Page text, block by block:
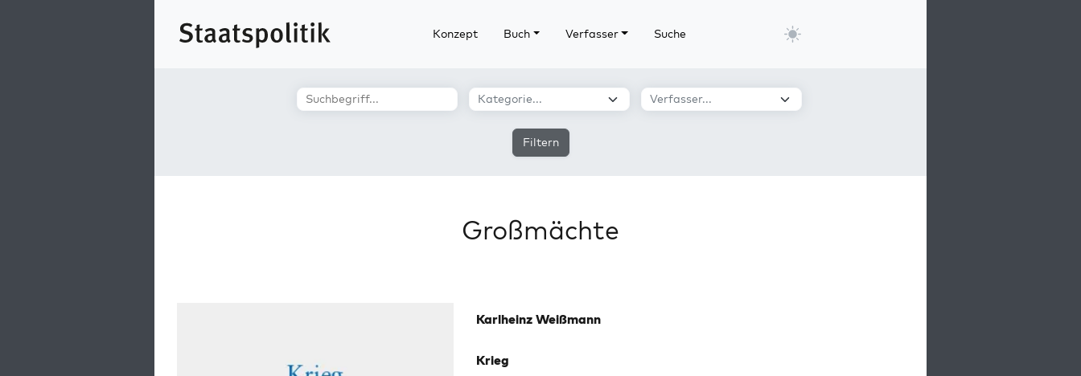
Konzept Buch Verfasser Suche
Filtern
Großmächte
Karlheinz Weißmann
Krieg